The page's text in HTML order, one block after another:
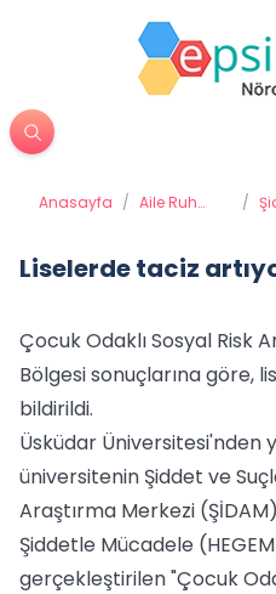
Anasayfa / Aile Ruh
/
Liselerde taciz
Çocuk Odaklı Sosyal Risk
Bölgesi sonuçlarına göre,
bildirildi.
Üsküdar Üniversitesi'nden
üniversitenin Şiddet ve
Araştırma Merkezi
Şiddetle Mücadele
gerçekleştirilen "Çocuk